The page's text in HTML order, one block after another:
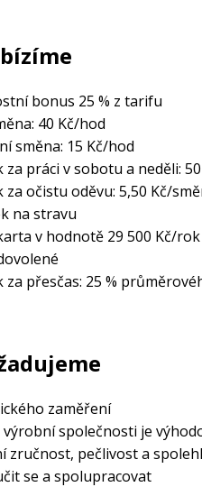
bonus 25 % z tarifu
40 Kč/hod
směna: 15 Kč/hod
za práci v sobotu a neděli:
za očistu oděvu: 5,50 Kč/
na stravu
v hodnotě 29 500 Kč/rok
za přesčas: 25 %
zaměření
výrobní společnosti je
zručnost, pečlivost a
se a spolupracovat